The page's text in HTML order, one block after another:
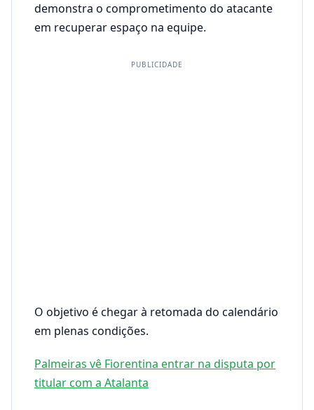
demonstra o comprometimento do atacante
em recuperar espaço na equipe.
PUBLICIDADE
O objetivo é chegar à retomada do calendário
em plenas condições.
Palmeiras vê Fiorentina entrar na disputa por
titular com a Atalanta